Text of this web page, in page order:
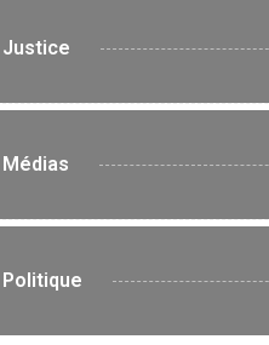
Justice
Médias
Politique